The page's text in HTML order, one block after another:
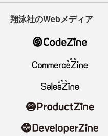
翔泳社のWebメディア